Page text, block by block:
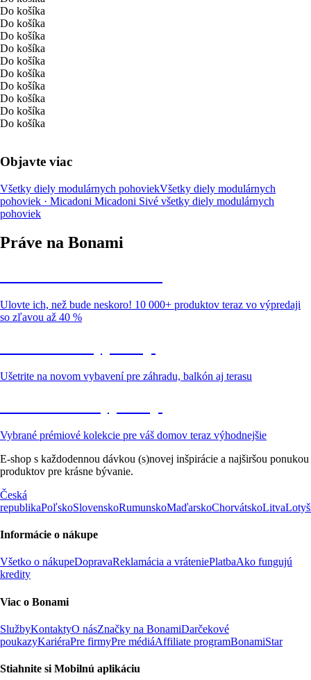
Do košíka
Do košíka
Do košíka
Do košíka
Do košíka
Do košíka
Do košíka
Do košíka
Do košíka
Do košíka
Objavte viac
Všetky diely modulárnych pohoviekVšetky diely modulárnych
pohoviek · Micadoni Micadoni Sivé všetky diely modulárnych
pohoviek
Práve na Bonami
Ulovte ich, než bude neskoro! 10 000+ produktov teraz vo výpredaji
so zľavou až 40 %
Ušetrite na novom vybavení pre záhradu, balkón aj terasu
Vybrané prémiové kolekcie pre váš domov teraz výhodnejšie
E-shop s každodennou dávkou (s)novej inšpirácie a najširšou ponukou
produktov pre krásne bývanie.
Česká
republikaPoľskoSlovenskoRumunskoMaďarskoChorvátskoLitva
Informácie o nákupe
Všetko o nákupeDopravaReklamácia a vráteniePlatbaAko fungujú
kredity
Viac o Bonami
SlužbyKontaktyO násZnačky na BonamiDarčekové
poukazyKariéraPre firmyPre médiáAffiliate programBonamiStar
Stiahnite si Mobilnú aplikáciu